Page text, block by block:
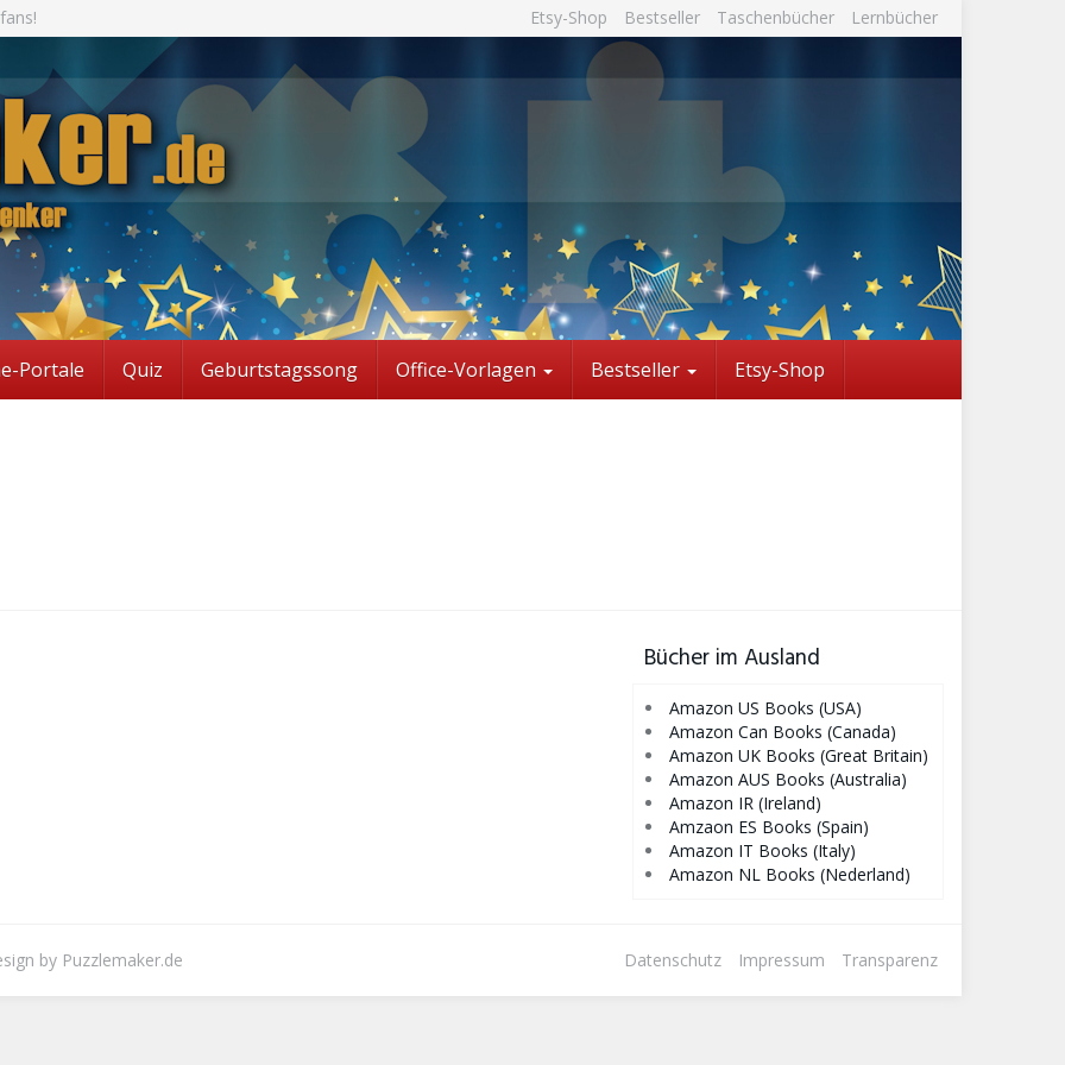
Etsy-Shop Bestseller Taschenbücher Lernbücher
Portale Quiz Geburtstagssong Office-Vorlagen Bestseller Etsy-Shop
Bücher im Ausland
Amazon US Books (USA)
Amazon Can Books (Canada)
Amazon UK Books (Great Britain)
Amazon AUS Books (Australia)
Amazon IR (Ireland)
Amzaon ES Books (Spain)
Amazon IT Books (Italy)
Amazon NL Books (Nederland)
by Puzzlemaker.de Datenschutz Impressum Transparenz